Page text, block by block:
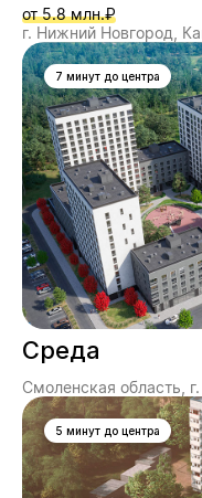
от 5.8 млн.₽
г. Нижний Новгород,
7 минут до центра
Среда
Смоленская область,
5 минут до центра